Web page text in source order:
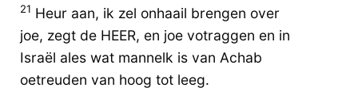
21 Heur aan, ik zel onhaail brengen over
joe, zegt de HEER, en joe votraggen en in
Israël ales wat mannelk is van Achab
oetreuden van hoog tot leeg.